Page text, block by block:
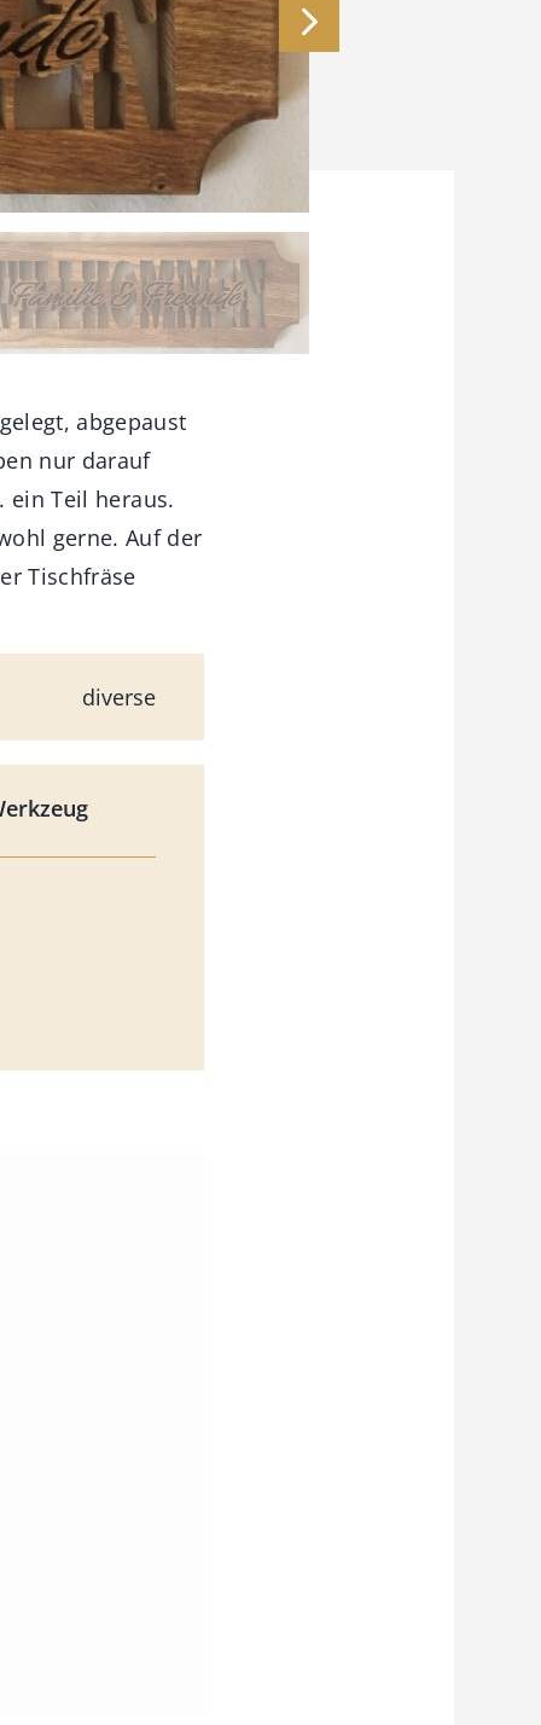
abgepaust
nur darauf
ein Teil heraus.
gerne. Auf der
Tischfräse
diverse